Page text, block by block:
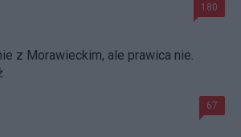
180
z Morawieckim, ale prawica nie.
67